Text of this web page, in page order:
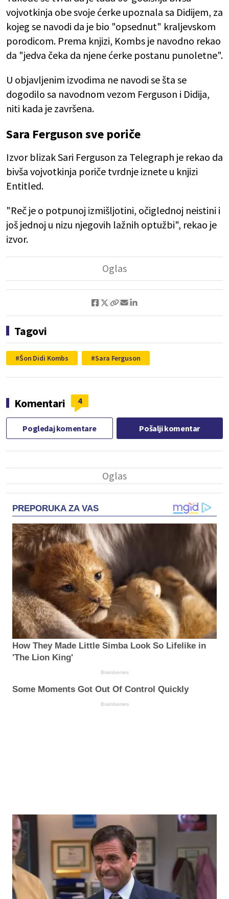
vojvotkinja obe svoje ćerke upoznala sa Didijem, za
kojeg se navodi da je bio "opsednut" kraljevskom
porodicom. Prema knjizi, Kombs je navodno rekao
da "jedva čeka da njene ćerke postanu punoletne".
U objavljenim izvodima ne navodi se šta se
dogodilo sa navodnom vezom Ferguson i Didija,
niti kada je završena.
Sara Ferguson sve poriče
Izvor blizak Sari Ferguson za Telegraph je rekao da
bivša vojvotkinja poriče tvrdnje iznete u knjizi
Entitled.
"Reč je o potpunoj izmišljotini, očiglednoj neistini i
još jednoj u nizu njegovih lažnih optužbi", rekao je
izvor.
Tagovi
Šon Didi Kombs Sara Ferguson
Komentari 4
Pogledaj komentare Pošalji komentar
PREPORUKA ZA VAS
How They Made Little Simba Look So Lifelike in
'The Lion King'
Brainberries
Some Moments Got Out Of Control Quickly
Brainberries